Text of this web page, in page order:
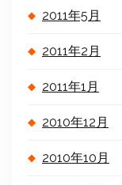
2011年5月
2011年2月
2011年1月
2010年12月
2010年10月